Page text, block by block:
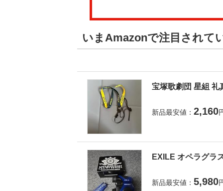
いまAmazonで注目されて
宝塚歌劇団 星組 礼
新品最安値： 2,160
EXILE オペラグラ
新品最安値： 5,980